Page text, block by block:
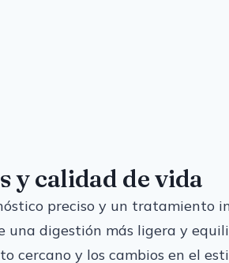
y calidad de vida
preciso y un tratamiento
una digestión más ligera y
cercano y los cambios en el